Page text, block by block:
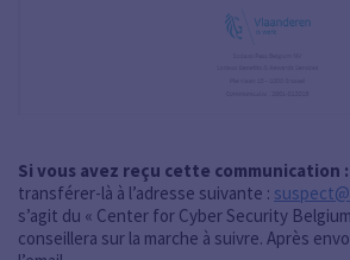
Si vous avez reçu cette communication :
transférer-là à l’adresse suivante :
s’agit du « Center for Cyber Security
conseillera sur la marche à suivre. Après